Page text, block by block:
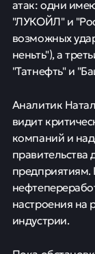
атак: одни
"ЛУКОЙЛ" и
возможных
неньть"), а
"Татнефть" и
Аналитик
видит
компаний и
предприятиям.
настроения на
индустрии.